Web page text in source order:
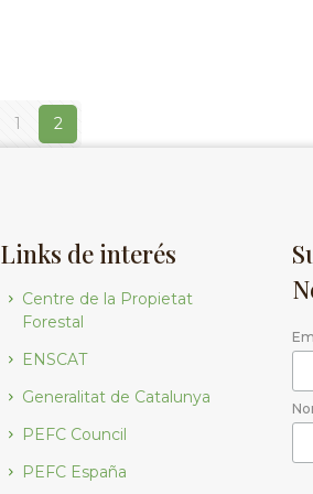
1 2
Links de interés
Centre de la Propietat
Forestal
ENSCAT
Generalitat de Catalunya
PEFC Council
PEFC España